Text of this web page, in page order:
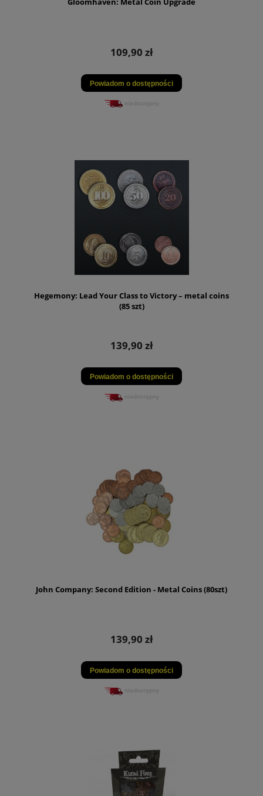
109,90 zł
Powiadom o dostępności
niedostępny
Hegemony: Lead Your Class to Victory – metal coins
(85 szt)
139,90 zł
Powiadom o dostępności
niedostępny
John Company: Second Edition - Metal Coins (80szt)
139,90 zł
Powiadom o dostępności
niedostępny